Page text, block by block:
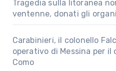
Tragedia sulla litoranea
ventenne, donati gli organi
Carabinieri, il colonello
operativo di Messina per il
Como